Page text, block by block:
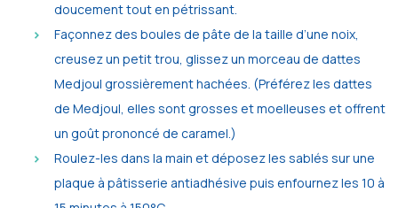
doucement tout en pétrissant.
Façonnez des boules de pâte de la taille d’une noix,
creusez un petit trou, glissez un morceau de dattes
Medjoul grossièrement hachées. (Préférez les dattes
de Medjoul, elles sont grosses et moelleuses et offrent
un goût prononcé de caramel.)
Roulez-les dans la main et déposez les sablés sur une
plaque à pâtisserie antiadhésive puis enfournez les 10 à